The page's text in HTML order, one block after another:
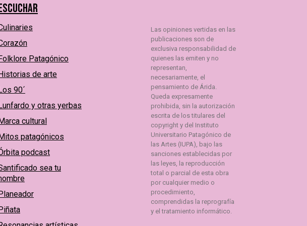
Patagónico
de arte
90´
y otras yerbas
cultural
patagónicos
podcast
sea tu
Las opiniones vertidas en las
publicaciones son de
exclusiva responsabilidad de
quienes las emiten y no
representan,
necesariamente, el
pensamiento de Árida.
Queda expresamente
prohibida, sin la autorización
escrita de los titulares del
copyright y del Instituto
Universitario Patagónico de
las Artes (IUPA), bajo las
sanciones establecidas por
las leyes, la reproducción
total o parcial de esta obra
por cualquier medio o
procedimiento,
comprendidas la reprografía
y el tratamiento informático.